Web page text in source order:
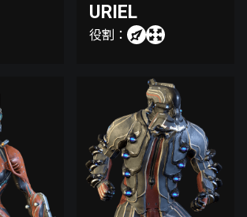
URIEL
役割：